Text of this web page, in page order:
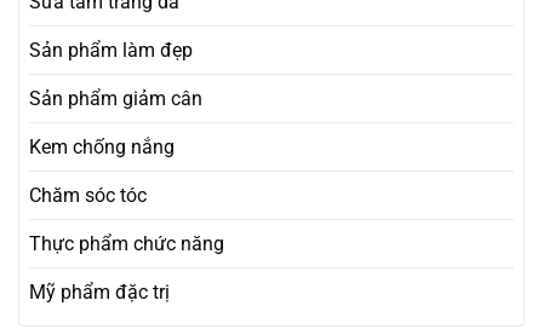
Sản phẩm làm đẹp
Sản phẩm giảm cân
Kem chống nắng
Chăm sóc tóc
Thực phẩm chức năng
Mỹ phẩm đặc trị